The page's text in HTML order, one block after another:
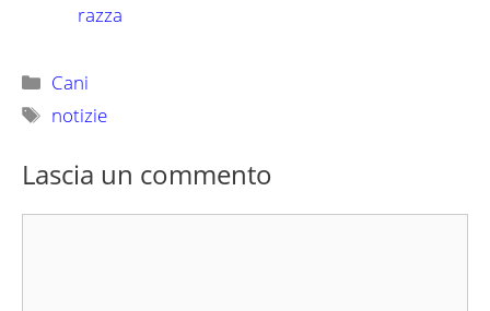
razza
Categorie
Cani
Tag
notizie
Lascia un commento